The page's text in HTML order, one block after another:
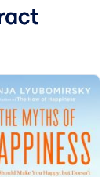
工智能技能。
工作时代做好准备。